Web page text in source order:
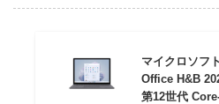
マイクロソフ
Office H&B
第12世代